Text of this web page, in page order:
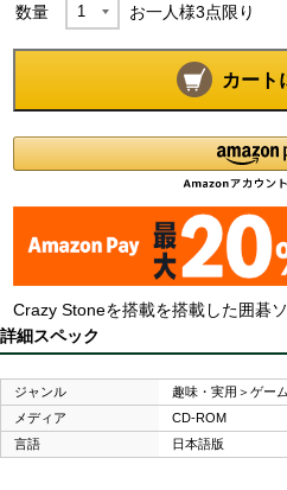
数量 お一人様3点限り
カート
Crazy Stoneを搭載を搭載した囲碁
詳細スペック
ジャンル
趣味・実用＞ゲー
メディア
CD-ROM
言語
日本語版